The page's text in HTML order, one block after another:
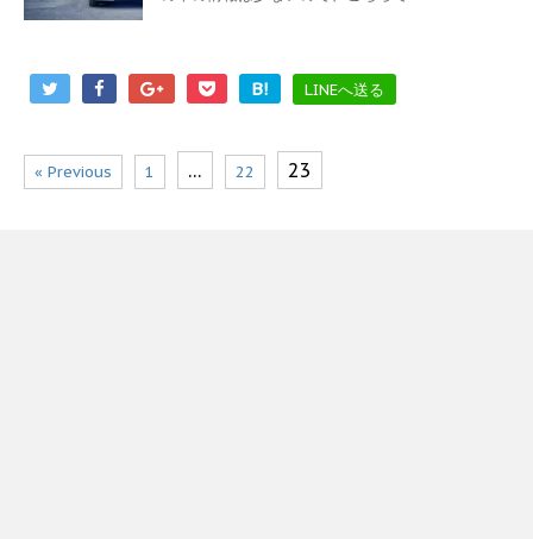
B! LINEへ送る
« Previous 1 … 22 23